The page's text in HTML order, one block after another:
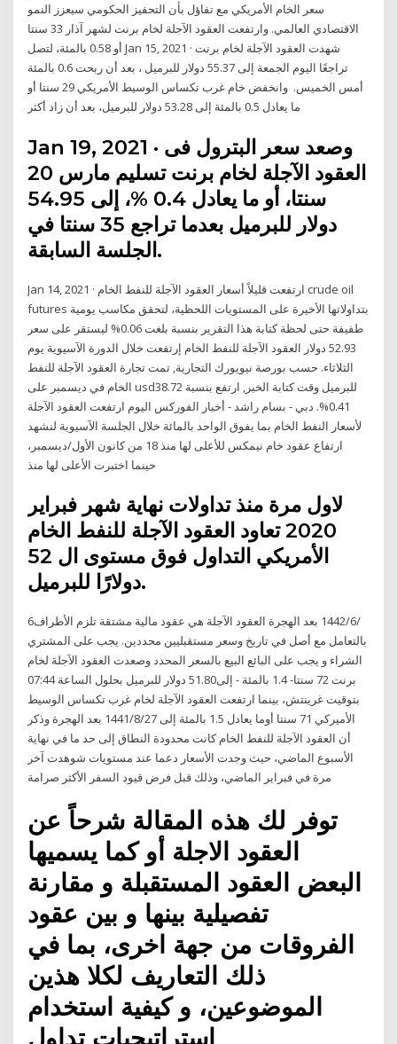
سعر الخام الأمريكي مع تفاؤل بأن التحفيز الحكومي سيعزز النمو
الاقتصادي العالمي. وارتفعت العقود الآجلة لخام برنت لشهر آذار 33 سنتا
أو 0.58 بالمئة، لتصل Jan 15, 2021 · شهدت العقود الآجلة لخام برنت
تراجعًا اليوم الجمعة إلى 55.37 دولار للبرميل ، ‏بعد أن ربحت 0.6 بالمئة
أمس الخميس.‏ ‏ وانخفض خام غرب تكساس الوسيط الأمريكي 29 سنتا أو
ما يعادل 0.5 بالمئة ‏إلى 53.28 دولار للبرميل، بعد أن زاد أكثر
Jan 19, 2021 · وصعد سعر البترول فى
العقود الآجلة لخام برنت تسليم مارس 20
سنتا، أو ما يعادل 0.4 %، إلى 54.95
دولار للبرميل بعدما تراجع 35 سنتا في
الجلسة السابقة.
Jan 14, 2021 · ارتفعت قليلاً أسعار العقود الآجلة للنفط الخام crude oil
futures بتداولاتها الأخيرة على المستويات اللحظية، لتحقق مكاسب يومية
طفيفة حتى لحظة كتابة هذا التقرير بنسبة بلغت 0.06% ليستقر على سعر
52.93 دولار العقود الآجلة للنفط الخام إرتفعت خلال الدورة الآسيوية يوم
الثلاثاء. حسب بورصة نيويورك التجارية, تمت تجارة العقود الآجلة للنفط
الخام في ديسمبر على usd38.72 للبرميل وقت كتابة الخبر, ارتفع بنسبة
0.41%. دبي - بسام راشد - أخبار الفوركس اليوم ارتفعت العقود الآجلة
لأسعار النفط الخام بما يفوق الواحد بالمائة خلال الجلسة الآسيوية لنشهد
ارتفاع عقود خام نيمكس للأعلى لها منذ 18 من كانون الأول/ديسمبر،
حينما اختبرت الأعلى لها منذ
لاول مرة منذ تداولات نهاية شهر فبراير
2020 تعاود العقود الآجلة للنفط الخام
الأمريكي التداول فوق مستوى ال 52
دولارًا للبرميل.
6‏‏/6‏‏/1442 بعد الهجرة العقود الآجلة هي عقود مالية مشتقة تلزم الأطراف
بالتعامل مع أصل في تاريخ وسعر مستقبليين محددين. يجب على المشتري
الشراء و يجب على البائع البيع بالسعر المحدد وصعدت العقود الآجلة لخام
برنت 72 سنتا- 1.4 بالمئة - إلى51.80 دولار للبرميل بحلول الساعة 07:44
بتوقيت غرينتش، بينما ارتفعت العقود الآجلة لخام غرب تكساس الوسيط
الأميركي 71 سنتا أوما يعادل 1.5 بالمئة إلى 27‏‏/8‏‏/1441 بعد الهجرة وذكر
أن العقود الآجلة للنفط الخام كانت محدودة النطاق إلى حد ما في نهاية
الأسبوع الماضي، حيث وجدت الأسعار دعما عند مستويات شوهدت آخر
مرة في فبراير الماضي، وذلك قبل فرض قيود السفر الأكثر صرامة
توفر لك هذه المقالة شرحاً عن
العقود الاجلة أو كما يسميها
البعض العقود المستقبلة و مقارنة
تفصيلية بينها و بين عقود
الفروقات من جهة اخرى، بما في
ذلك التعاريف لكلا هذين
الموضوعين، و كيفية استخدام
استراتيجيات تداول